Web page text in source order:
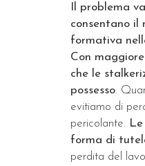
Il problema
consentano il
formativa
Con
che le
possesso.
evitiamo di
pericolante.
forma di
perdita del